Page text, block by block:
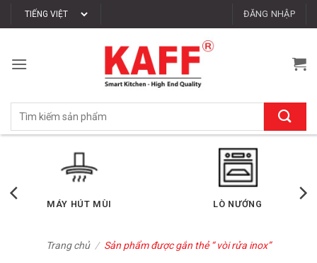
qua
dung
ĐĂNG NHẬP
Tìm
MÁY HÚT MÙI LÒ NƯỚNG
Trang chủ / Sản phẩm được gắn thẻ “ vòi rửa inox”